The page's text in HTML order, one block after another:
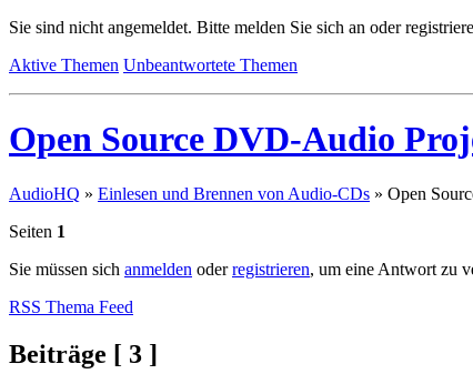
Sie sind nicht angemeldet. Bitte melden Sie sich an oder
Aktive Themen Unbeantwortete Themen
Open Source DVD-Audio
AudioHQ » Einlesen und Brennen von Audio-CDs » Open
Seiten 1
Sie müssen sich anmelden oderregistrieren, um eine Antwort zu
RSS Thema Feed
Beiträge [ 3 ]